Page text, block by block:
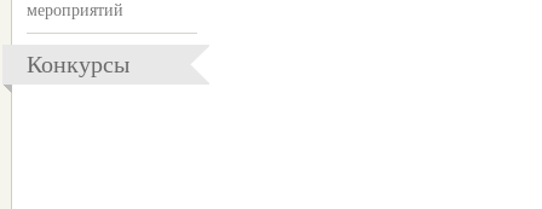
мероприятий
Конкурсы